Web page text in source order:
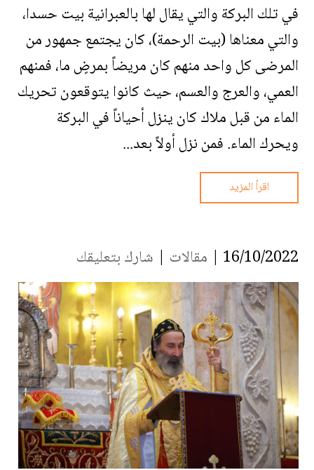
في تلك البركة والتي يقال لها بالعبرانية بيت حسدا،
والتي معناها (بيت الرحمة)، كان يجتمع جمهور من
المرضى كل واحد منهم كان مريضاً بمرضٍ ما، فمنهم
العمي، والعرج والعسم، حيث كانوا يتوقعون تحريك
الماء من قبل ملاك كان ينزل أحياناً في البركة
ويحرك الماء. فمن نزل أولاً بعد...
اقرأ المزيد
16/10/2022 | مقالات | شارك بتعليقك